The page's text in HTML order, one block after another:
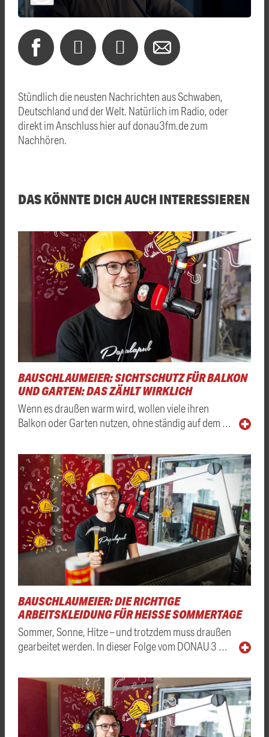
Stündlich die neusten Nachrichten aus Schwaben,
Deutschland und der Welt. Natürlich im Radio, oder
direkt im Anschluss hier auf donau3fm.de zum
Nachhören.
DAS KÖNNTE DICH AUCH INTERESSIEREN
BAUSCHLAUMEIER: SICHTSCHUTZ FÜR BALKON
UND GARTEN: DAS ZÄHLT WIRKLICH
Wenn es draußen warm wird, wollen viele ihren
Balkon oder Garten nutzen, ohne ständig auf dem …
BAUSCHLAUMEIER: DIE RICHTIGE
ARBEITSKLEIDUNG FÜR HEISSE SOMMERTAGE
Sommer, Sonne, Hitze – und trotzdem muss draußen
gearbeitet werden. In dieser Folge vom DONAU 3 …